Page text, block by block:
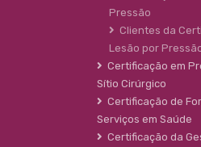
Pressão
Clientes da
Lesão por
Certificação em
Sítio Cirúrgico
Certificação de
Serviços em Saúde
Certificação da